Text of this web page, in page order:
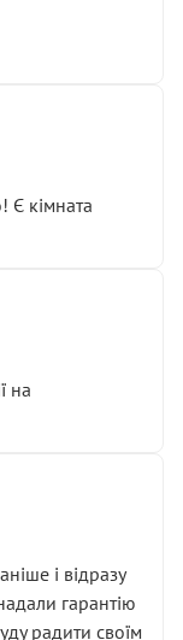
Є кімната
на
і відразу
гарантію
радити своїм